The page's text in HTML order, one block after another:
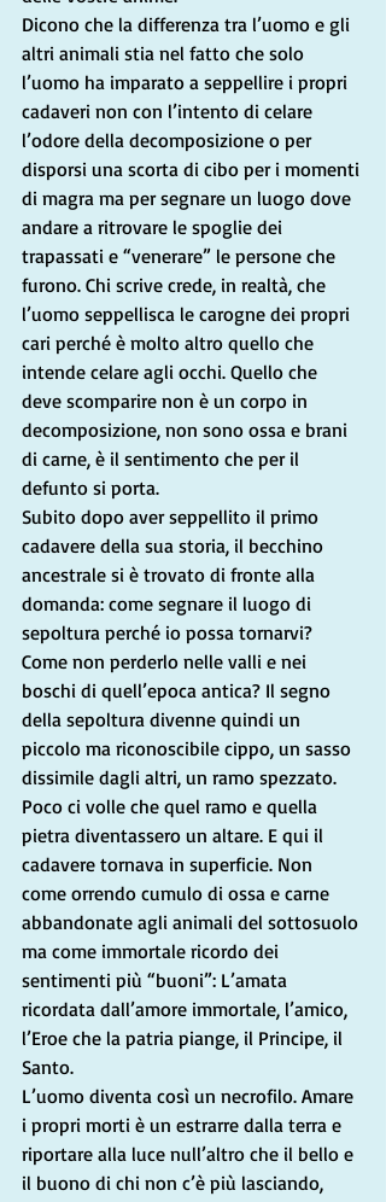
Dicono che la differenza tra l’uomo e gli
altri animali stia nel fatto che solo
l’uomo ha imparato a seppellire i propri
cadaveri non con l’intento di celare
l’odore della decomposizione o per
disporsi una scorta di cibo per i momenti
di magra ma per segnare un luogo dove
andare a ritrovare le spoglie dei
trapassati e “venerare” le persone che
furono. Chi scrive crede, in realtà, che
l’uomo seppellisca le carogne dei propri
cari perché è molto altro quello che
intende celare agli occhi. Quello che
deve scomparire non è un corpo in
decomposizione, non sono ossa e brani
di carne, è il sentimento che per il
defunto si porta.
Subito dopo aver seppellito il primo
cadavere della sua storia, il becchino
ancestrale si è trovato di fronte alla
domanda: come segnare il luogo di
sepoltura perché io possa tornarvi?
Come non perderlo nelle valli e nei
boschi di quell’epoca antica? Il segno
della sepoltura divenne quindi un
piccolo ma riconoscibile cippo, un sasso
dissimile dagli altri, un ramo spezzato.
Poco ci volle che quel ramo e quella
pietra diventassero un altare. E qui il
cadavere tornava in superficie. Non
come orrendo cumulo di ossa e carne
abbandonate agli animali del sottosuolo
ma come immortale ricordo dei
sentimenti più “buoni”: L’amata
ricordata dall’amore immortale, l’amico,
l’Eroe che la patria piange, il Principe, il
Santo.
L’uomo diventa così un necrofilo. Amare
i propri morti è un estrarre dalla terra e
riportare alla luce null’altro che il bello e
il buono di chi non c’è più lasciando,